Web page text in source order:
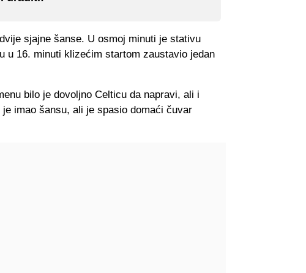
sjajne šanse. U osmoj minuti je stativu
u 16. minuti klizećim startom zaustavio jedan
bilo je dovoljno Celticu da napravi, ali i
imao šansu, ali je spasio domaći čuvar